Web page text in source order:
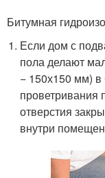
Битумная
Если дом с
пола делают
− 150х150 мм) в
проветривания
отверстия
внутри